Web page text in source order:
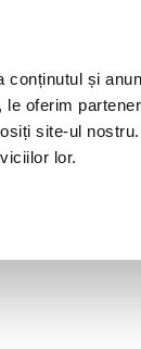
și
oferim
site-ul
lor.